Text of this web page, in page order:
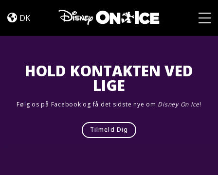
Dance
DK
HOLD KONTAKTEN VED
LIGE
Følg os på Facebook og få det sidste nye om Disney On Ice!
Tilmeld Dig